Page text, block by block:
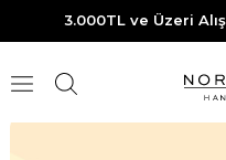
3.000TL ve Üzeri